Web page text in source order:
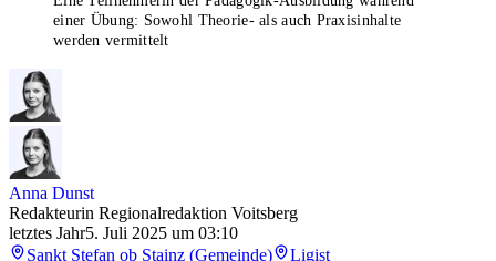
einer Übung: Sowohl Theorie- als auch Praxisinhalte
werden vermittelt
Anna Dunst
Redakteurin Regionalredaktion Voitsberg
letztes Jahr5. Juli 2025 um 03:10
Sankt Stefan ob Stainz (Gemeinde)
Ligist